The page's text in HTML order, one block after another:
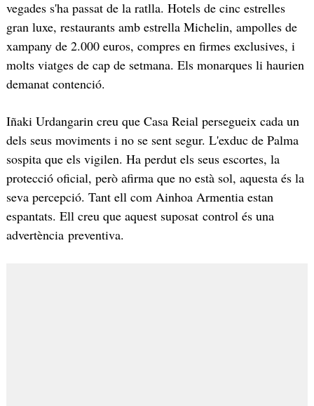
vegades s'ha passat de la ratlla. Hotels de cinc estrelles
gran luxe, restaurants amb estrella Michelin, ampolles de
xampany de 2.000 euros, compres en firmes exclusives, i
molts viatges de cap de setmana. Els monarques li haurien
demanat contenció.
Iñaki Urdangarin creu que Casa Reial persegueix cada un
dels seus moviments i no se sent segur. L'exduc de Palma
sospita que els vigilen. Ha perdut els seus escortes, la
protecció oficial, però afirma que no està sol, aquesta és la
seva percepció. Tant ell com Ainhoa Armentia estan
espantats. Ell creu que aquest suposat control és una
advertència preventiva.